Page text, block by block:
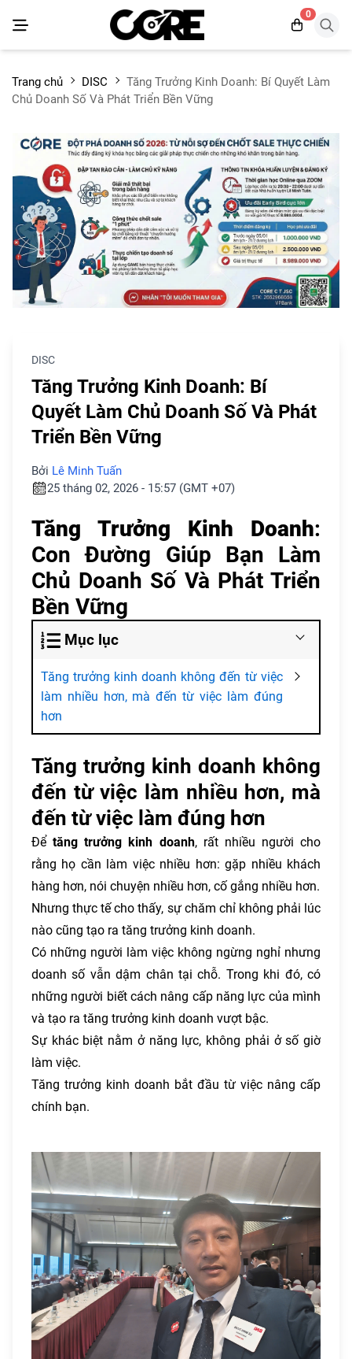
0
Trang chủ DISC
Tăng Trưởng Kinh Doanh: Bí Quyết Làm
Chủ Doanh Số Và Phát Triển Bền Vững
DISC
Tăng Trưởng Kinh Doanh: Bí
Quyết Làm Chủ Doanh Số Và Phát
Triển Bền Vững
Bởi Lê Minh Tuấn
25 tháng 02, 2026 - 15:57 (GMT +07)
Tăng Trưởng Kinh Doanh:
Con Đường Giúp Bạn Làm
Chủ Doanh Số Và Phát Triển
Bền Vững
Mục lục
Tăng trưởng kinh doanh không đến từ việc
làm nhiều hơn, mà đến từ việc làm đúng
hơn
Tăng trưởng kinh doanh không
đến từ việc làm nhiều hơn, mà
đến từ việc làm đúng hơn
Đểtăng trưởng kinh doanh, rất nhiều người cho
rằng họ cần làm việc nhiều hơn: gặp nhiều khách
hàng hơn, nói chuyện nhiều hơn, cố gắng nhiều hơn.
Nhưng thực tế cho thấy, sự chăm chỉ không phải lúc
nào cũng tạo ra tăng trưởng kinh doanh.
Có những người làm việc không ngừng nghỉ nhưng
doanh số vẫn dậm chân tại chỗ. Trong khi đó, có
những người biết cách nâng cấp năng lực của mình
và tạo ra tăng trưởng kinh doanh vượt bậc.
Sự khác biệt nằm ở năng lực, không phải ở số giờ
làm việc.
Tăng trưởng kinh doanh bắt đầu từ việc nâng cấp
chính bạn.